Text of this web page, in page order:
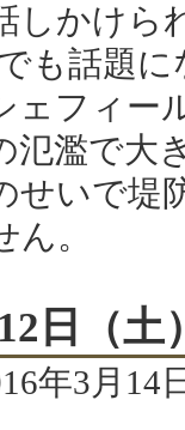
しかけら
も話題
ェフィー
氾濫で大
せいで堤
。
日（土
年3月14